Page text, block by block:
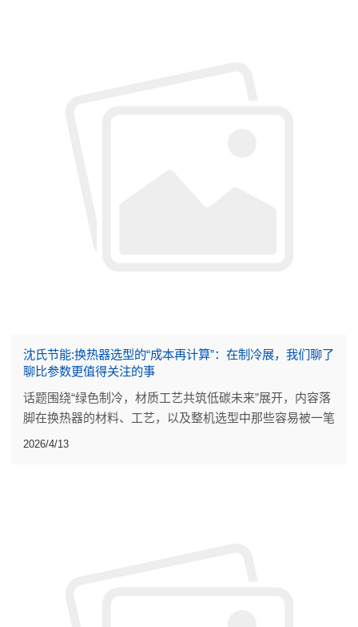
沈氏节能:换热器选型的“成本再计算”：在制冷展，我们聊了
聊比参数更值得关注的事
话题围绕“绿色制冷，材质工艺共筑低碳未来”展开，内容落
脚在换热器的材料、工艺，以及整机选型中那些容易被一笔
带过的细节。
2026/4/13